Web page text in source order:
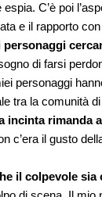
espia. C’è poi
e il rapporto
di farsi
personaggi
tra la comunità
incinta rimanda
c’era il gusto
il colpevole